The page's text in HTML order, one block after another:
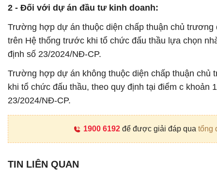
2 - Đối với dự án đầu tư kinh doanh:
Trường hợp dự án thuộc diện chấp thuận chủ
trên Hệ thống trước khi tổ chức đấu thầu lựa chọn
định số 23/2024/NĐ-CP.
Trường hợp dự án không thuộc diện chấp thuận
khi tổ chức đấu thầu, theo quy định tại điểm c
23/2024/NĐ-CP.
1900 6192để được giải đáp qua tổng
TIN LIÊN QUAN